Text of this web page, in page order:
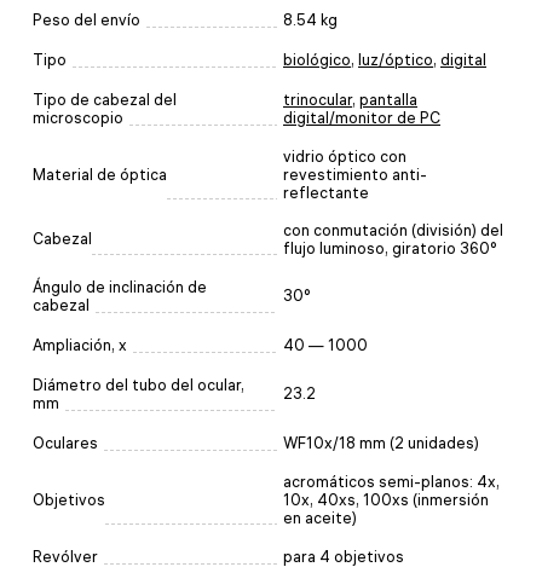
Peso del envío 8.54 kg
Tipo biológico, luz/óptico, digital
Tipo de cabezal del
microscopio
trinocular, pantalla
digital/monitor de PC
Material de óptica
vidrio óptico con
revestimiento anti-
reflectante
Cabezal
con conmutación (división) del
flujo luminoso, giratorio 360°
Ángulo de inclinación de
cabezal
30°
Ampliación, x 40 — 1000
Diámetro del tubo del ocular,
mm
23.2
Oculares WF10x/18 mm (2 unidades)
Objetivos
acromáticos semi-planos: 4x,
10x, 40xs, 100xs (inmersión
en aceite)
Revólver para 4 objetivos